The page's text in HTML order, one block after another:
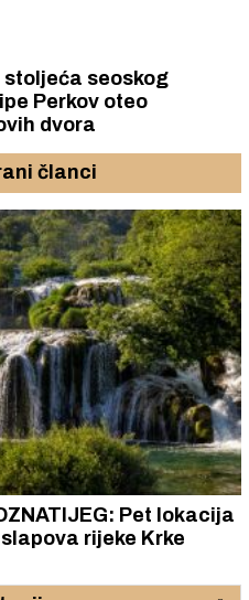
stoljeća seoskog
dvora
članci
Pet lokacija
rijeke Krke